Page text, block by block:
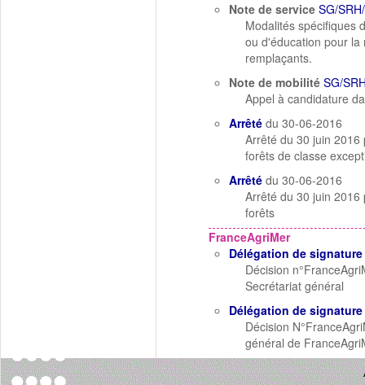
Note de service SG/
Modalités spécifiques
ou d'éducation pour
remplaçants.
Note de mobilité SG/
Appel à candidature
Arrêté du 30-06-2016
Arrêté du 30 juin
forêts de classe
Arrêté du 30-06-2016
Arrêté du 30 juin
forêts
FranceAgriMer
Délégation de signature
Décision
Secrétariat général
Délégation de signature
Décision
général de